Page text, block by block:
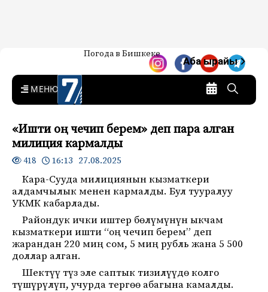
7-канал. Жаңылыктар —
Кыргызстан
Жаңылыктар — Кыргызстан
Погода в Бишкеке
Аба ырайы
MENU
«Ишти оң чечип берем» деп пара алган
милиция кармалды
418 16:13 27.08.2025
Кара-Сууда милициянын кызматкери
алдамчылык менен кармалды. Бул тууралуу
УКМК кабарлады.
Райондук ички иштер бөлүмүнүн ыкчам
кызматкери ишти “оң чечип берем” деп
жарандан 220 миң сом, 5 миң рубль жана 5 500
доллар алган.
Шектүү түз эле саптык тизилүүдө колго
түшүрүлүп, учурда тергөө абагына камалды.